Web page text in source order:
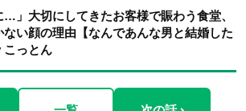
…」大切にしてきたお客様で賑わう食堂、
い顔の理由【なんであんな男と結婚した
っとん